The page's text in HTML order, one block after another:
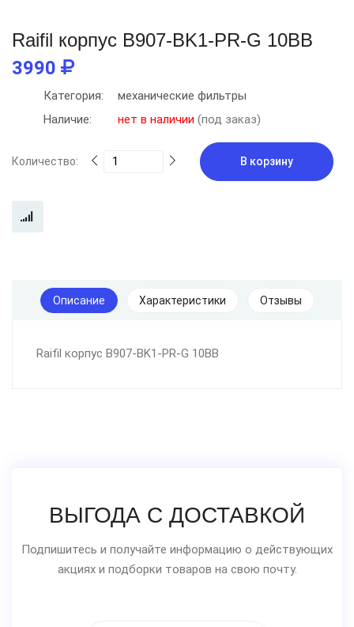
Raifil корпус B907-BK1-PR-G 10BB
3990
Категория:
механические фильтры
Наличие:
нет в наличии (под заказ)
Количество: В корзину
Описание Характеристики Отзывы
Raifil корпус B907-BK1-PR-G 10BB
ВЫГОДА С ДОСТАВКОЙ
Подпишитесь и получайте информацию о действующих
акциях и подборки товаров на свою почту.